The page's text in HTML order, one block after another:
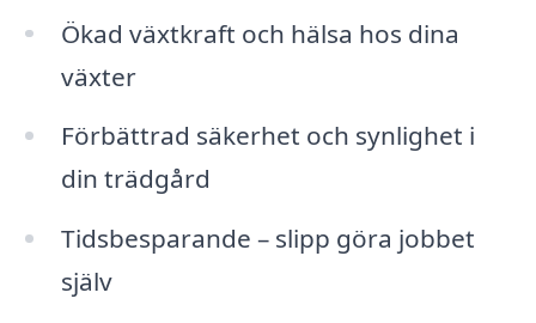
Ökad växtkraft och hälsa hos dina
växter
Förbättrad säkerhet och synlighet i
din trädgård
Tidsbesparande – slipp göra jobbet
själv